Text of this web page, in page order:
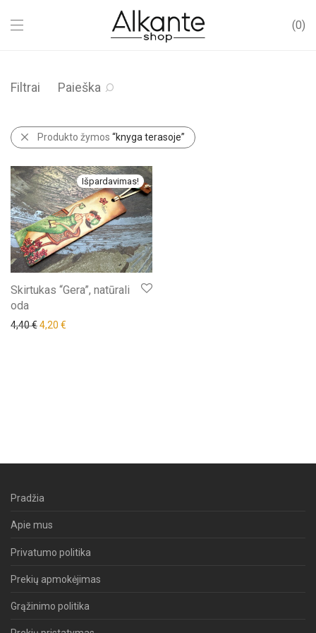
0
Filtrai Paieška
Produkto žymos “knyga terasoje”
Išpardavimas!
Skirtukas “Gera”, natūrali
oda
4,40€Original price was: 4,40 €.
4,20 €
Pradžia
Apie mus
Privatumo politika
Prekių apmokėjimas
Grąžinimo politika